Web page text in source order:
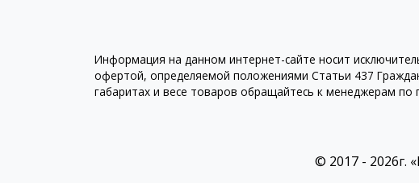
Информация на данном интернет-сайте носит
офертой, определяемой положениями Статьи 437
габаритах и весе товаров обращайтесь к менеджерам по
© 2017 - 2026г.